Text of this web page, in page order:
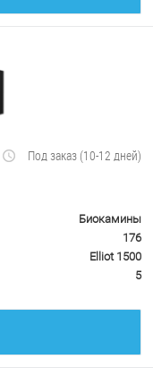
Под заказ (10-12 дней)
Биокамины
176
Elliot 1500
5